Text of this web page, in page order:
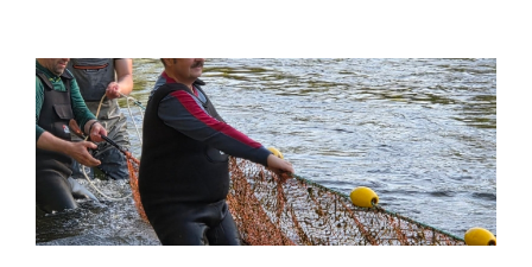
på
første
Lenvika-
seminaret